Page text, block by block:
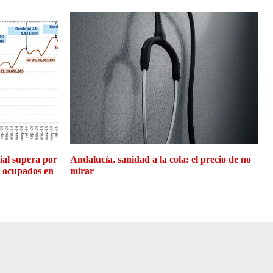
supera por
en
Andalucía, sanidad a la cola: el precio de no
mirar